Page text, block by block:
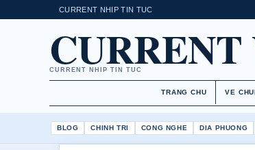
CURRENT NHIP TIN TUC
CURRENT NHIP TIN TUC
TRANG CHU VE
BLOG CHINH TRI CONG NGHE DIA PHUONG